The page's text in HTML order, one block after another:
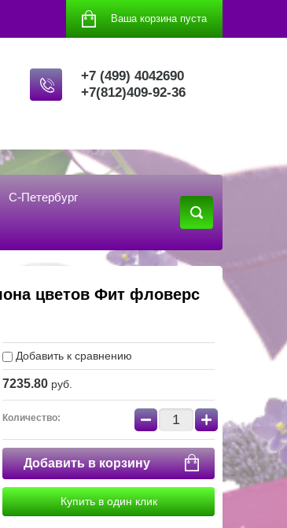
Ваша корзина пуста
+7 (499) 4042690
+7(812)409-92-36
С-Петербург
цветов Фит фловерс
Добавить к сравнению
7235.80 руб.
Количество: − +
Добавить в корзину
Купить в один клик